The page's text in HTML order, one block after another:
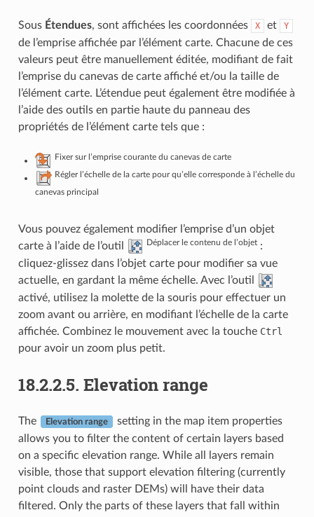
Sous Étendues, sont affichées les coordonnées X et Y
de l’emprise affichée par l’élément carte. Chacune de ces
valeurs peut être manuellement éditée, modifiant de fait
l’emprise du canevas de carte affiché et/ou la taille de
l’élément carte. L’étendue peut également être modifiée à
l’aide des outils en partie haute du panneau des
propriétés de l’élément carte tels que :
Fixer sur l’emprise courante du canevas de carte
Régler l’échelle de la carte pour qu’elle corresponde à l’échelle du
canevas principal
Vous pouvez également modifier l’emprise d’un objet
carte à l’aide de l’outil
Déplacer le contenu de l’objet:
cliquez-glissez dans l’objet carte pour modifier sa vue
actuelle, en gardant la même échelle. Avec l’outil
activé, utilisez la molette de la souris pour effectuer un
zoom avant ou arrière, en modifiant l’échelle de la carte
affichée. Combinez le mouvement avec la touche Ctrl
pour avoir un zoom plus petit.
18.2.2.5. Elevation range
The Elevation range
setting in the map item properties
allows you to filter the content of certain layers based
on a specific elevation range. While all layers remain
visible, those that support elevation filtering (currently
point clouds and raster DEMs) will have their data
filtered. Only the parts of these layers that fall within